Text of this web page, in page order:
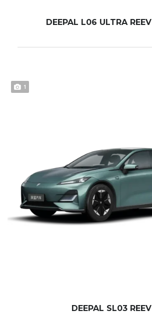
DEEPAL L06 ULTRA REEV
1
DEEPAL SL03 REEV